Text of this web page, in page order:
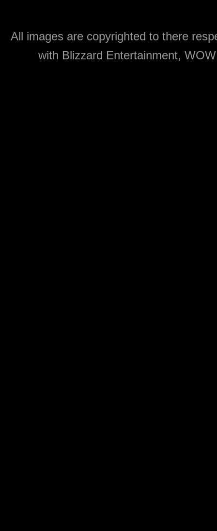
All images are copyrighted to there
with Blizzard Entertainment,